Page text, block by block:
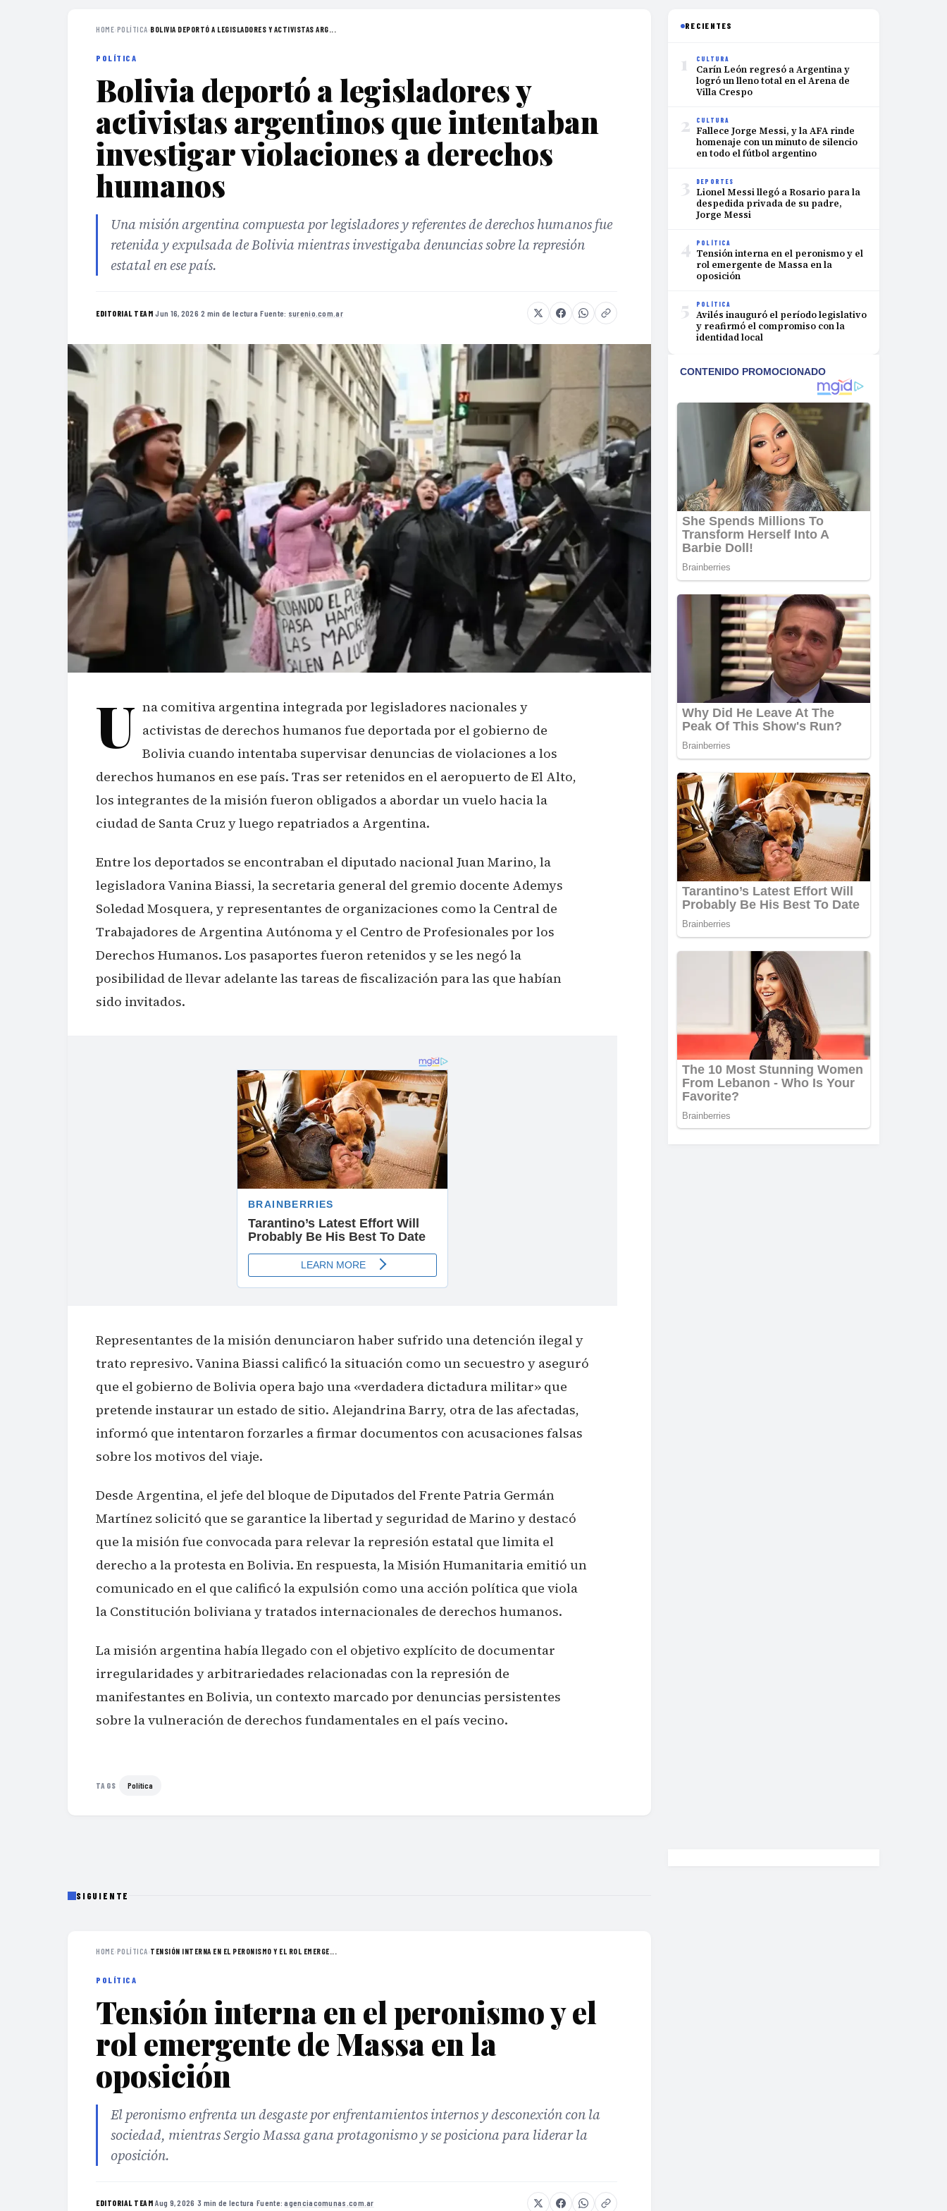
HOME›POLÍTICA›BOLIVIA DEPORTÓ A LEGISLADORES Y ACTIVISTAS ARG...
POLÍTICA
Bolivia deportó a legisladores y
activistas argentinos que intentaban
investigar violaciones a derechos
humanos
Una misión argentina compuesta por legisladores y referentes de derechos humanos fue
retenida y expulsada de Bolivia mientras investigaba denuncias sobre la represión
estatal en ese país.
EDITORIAL TEAM·Jun 16, 2026·2 min de lectura·Fuente: surenio.com.ar
U na comitiva argentina integrada por legisladores nacionales y
activistas de derechos humanos fue deportada por el gobierno de
Bolivia cuando intentaba supervisar denuncias de violaciones a los
derechos humanos en ese país. Tras ser retenidos en el aeropuerto de El Alto,
los integrantes de la misión fueron obligados a abordar un vuelo hacia la
ciudad de Santa Cruz y luego repatriados a Argentina.
Entre los deportados se encontraban el diputado nacional Juan Marino, la
legisladora Vanina Biassi, la secretaria general del gremio docente Ademys
Soledad Mosquera, y representantes de organizaciones como la Central de
Trabajadores de Argentina Autónoma y el Centro de Profesionales por los
Derechos Humanos. Los pasaportes fueron retenidos y se les negó la
posibilidad de llevar adelante las tareas de fiscalización para las que habían
sido invitados.
Representantes de la misión denunciaron haber sufrido una detención ilegal y
trato represivo. Vanina Biassi calificó la situación como un secuestro y aseguró
que el gobierno de Bolivia opera bajo una «verdadera dictadura militar» que
pretende instaurar un estado de sitio. Alejandrina Barry, otra de las afectadas,
informó que intentaron forzarles a firmar documentos con acusaciones falsas
sobre los motivos del viaje.
Desde Argentina, el jefe del bloque de Diputados del Frente Patria Germán
Martínez solicitó que se garantice la libertad y seguridad de Marino y destacó
que la misión fue convocada para relevar la represión estatal que limita el
derecho a la protesta en Bolivia. En respuesta, la Misión Humanitaria emitió un
comunicado en el que calificó la expulsión como una acción política que viola
la Constitución boliviana y tratados internacionales de derechos humanos.
La misión argentina había llegado con el objetivo explícito de documentar
irregularidades y arbitrariedades relacionadas con la represión de
manifestantes en Bolivia, un contexto marcado por denuncias persistentes
sobre la vulneración de derechos fundamentales en el país vecino.
TAGS Política
RECIENTES
1 CULTURA
Carín León regresó a Argentina y
logró un lleno total en el Arena de
Villa Crespo
2 CULTURA
Fallece Jorge Messi, y la AFA rinde
homenaje con un minuto de silencio
en todo el fútbol argentino
3 DEPORTES
Lionel Messi llegó a Rosario para la
despedida privada de su padre,
Jorge Messi
4 POLÍTICA
Tensión interna en el peronismo y el
rol emergente de Massa en la
oposición
5 POLÍTICA
Avilés inauguró el período legislativo
y reafirmó el compromiso con la
identidad local
SIGUIENTE
HOME›POLÍTICA›TENSIÓN INTERNA EN EL PERONISMO Y EL ROL EMERGE...
POLÍTICA
Tensión interna en el peronismo y el
rol emergente de Massa en la
oposición
El peronismo enfrenta un desgaste por enfrentamientos internos y desconexión con la
sociedad, mientras Sergio Massa gana protagonismo y se posiciona para liderar la
oposición.
EDITORIAL TEAM·Aug 9, 2026 ·3 min de lectura ·Fuente:agenciacomunas.com.ar